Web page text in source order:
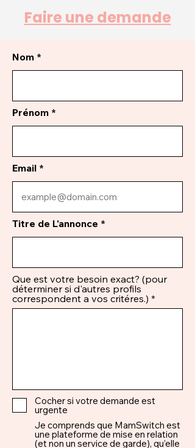
Faire une demande
Nom
Prénom
Email
Titre de L'annonce
Que est votre besoin exact? (pour
déterminer si d'autres profils
correspondent a vos critéres.)
Cocher si votre demande est
urgente
Je comprends que MamSwitch est
une plateforme de mise en relation
(et non un service de garde), qu’elle